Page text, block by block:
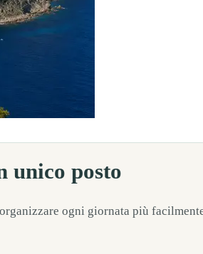
unico posto
ogni giornata più